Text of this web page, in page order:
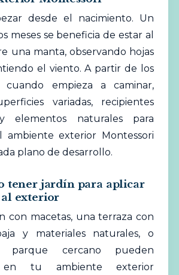
desde el nacimiento. Un
meses se beneficia de estar al
una manta, observando hojas
el viento. A partir de los
cuando empieza a caminar,
variadas, recipientes
elementos naturales para
ambiente exterior Montessori
plano de desarrollo.
tener jardín para aplicar
exterior
con macetas, una terraza con
y materiales naturales, o
parque cercano pueden
en tu ambiente exterior